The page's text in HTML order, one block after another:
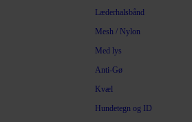
Læderhalsbånd
Mesh / Nylon
Med lys
Anti-Gø
Kvæl
Hundetegn og ID